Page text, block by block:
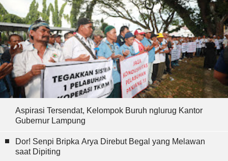
Aspirasi Tersendat, Kelompok Buruh nglurug Kantor
Gubernur Lampung
Dor! Senpi Bripka Arya Direbut Begal yang Melawan
saat Dipiting